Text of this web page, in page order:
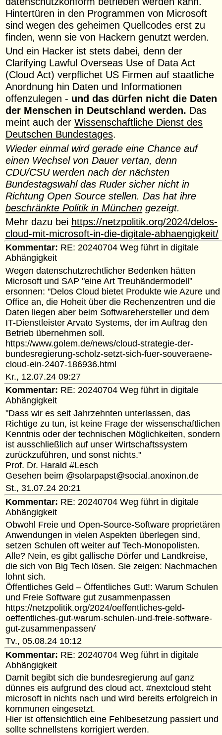
Hintertüren in den Programmen von Microsoft
sind wegen des geheimen Quellcodes erst zu
finden, wenn sie von Hackern genutzt werden.
Und ein Hacker ist stets dabei, denn der
Clarifying Lawful Overseas Use of Data Act
(Cloud Act) verpflichet US Firmen auf staatliche
Anordnung hin Daten und Informationen
offenzulegen - und das dürfen nicht die Daten
der Menschen in Deutschland werden. Das
meint auch derWissenschaftliche Dienst des
Deutschen Bundestages.
Wieder einmal wird gerade eine Chance auf
einen Wechsel von Dauer vertan, denn
CDU/CSU werden nach der nächsten
Bundestagswahl das Ruder sicher nicht in
Richtung Open Source stellen. Das hat ihre
beschränkte Politik in München gezeigt.
Mehr dazu bei https://netzpolitik.org/2024/delos-
cloud-mit-microsoft-in-die-digitale-abhaengigkeit/
Kommentar: RE: 20240704 Weg führt in digitale
Abhängigkeit
Wegen datenschutzrechtlicher Bedenken hätten
Microsoft und SAP "eine Art Treuhändermodell"
ersonnen: "Delos Cloud bietet Produkte wie Azure und
Office an, die Hoheit über die Rechenzentren und die
Daten liegen aber beim Softwarehersteller und dem
IT-Dienstleister Arvato Systems, der im Auftrag den
Betrieb übernehmen soll.
https://www.golem.de/news/cloud-strategie-der-
bundesregierung-scholz-setzt-sich-fuer-souveraene-
cloud-ein-2407-186936.html
Kr., 12.07.24 09:27
Kommentar: RE: 20240704 Weg führt in digitale
Abhängigkeit
"Dass wir es seit Jahrzehnten unterlassen, das
Richtige zu tun, ist keine Frage der wissenschaftlichen
Kenntnis oder der technischen Möglichkeiten, sondern
ist ausschließlich auf unser Wirtschaftssystem
zurückzuführen, und sonst nichts."
Prof. Dr. Harald #Lesch
Gesehen beim @solarpapst@social.anoxinon.de
St., 31.07.24 20:21
Kommentar: RE: 20240704 Weg führt in digitale
Abhängigkeit
Obwohl Freie und Open-Source-Software proprietären
Anwendungen in vielen Aspekten überlegen sind,
setzen Schulen oft weiter auf Tech-Monopolisten.
Alle? Nein, es gibt gallische Dörfer und Landkreise,
die sich von Big Tech lösen. Sie zeigen: Nachmachen
lohnt sich.
Öffentliches Geld – Öffentliches Gut!: Warum Schulen
und Freie Software gut zusammenpassen
https://netzpolitik.org/2024/oeffentliches-geld-
oeffentliches-gut-warum-schulen-und-freie-software-
gut-zusammenpassen/
Tv., 05.08.24 10:12
Kommentar: RE: 20240704 Weg führt in digitale
Abhängigkeit
Damit begibt sich die bundesregierung auf ganz
dünnes eis aufgrund des cloud act. #nextcloud steht
microsoft in nichts nach und wird bereits erfolgreich in
kommunen eingesetzt.
Hier ist offensichtlich eine Fehlbesetzung passiert und
sollte schnellstens korrigiert werden.